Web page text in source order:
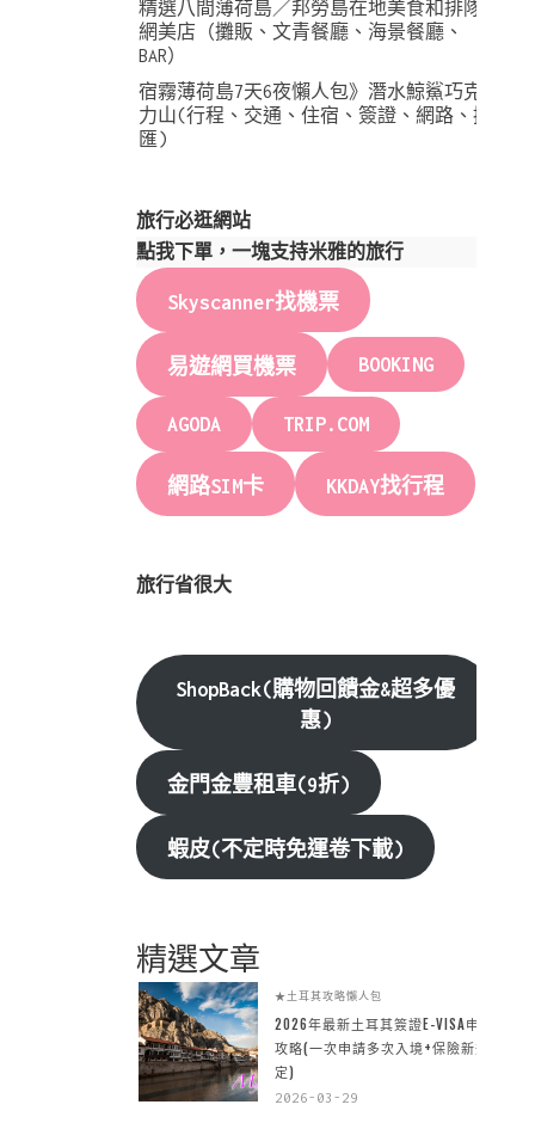
精選八間薄荷島／邦勞島在地美食和排隊
網美店（攤販、文青餐廳、海景餐廳、
BAR）
宿霧薄荷島7天6夜懶人包》潛水鯨鯊巧克
力山(行程、交通、住宿、簽證、網路、換
匯)
旅行必逛網站
點我下單，一塊支持米雅的旅行
Skyscanner找機票
易遊網買機票 BOOKING
AGODA TRIP.COM
網路SIM卡 KKDAY找行程
旅行省很大
ShopBack(購物回饋金&超多優
惠)
金門金豐租車(9折)
蝦皮(不定時免運卷下載)
精選文章
★土耳其攻略懶人包
2026年最新土耳其簽證E-VISA申請
攻略(一次申請多次入境+保險新規
定)
2026-03-29